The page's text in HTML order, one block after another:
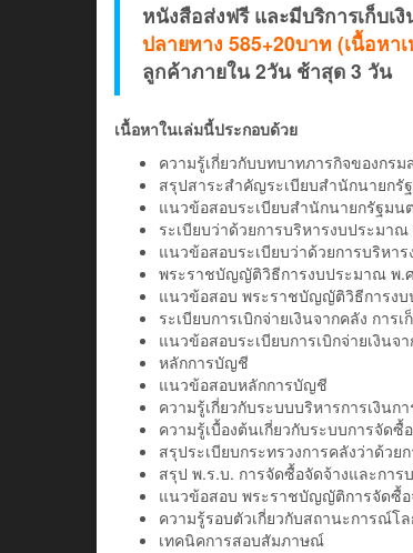
หนังสือส่งฟรี และมีบริการเก็บเ
ปลายทาง 585+20บาท (เนื้อห
ลูกค้าภายใน 2วัน ช้าสุด 3 วัน
เนื้อหาในเล่มนี้ประกอบด้วย
ความรู้เกี่ยวกับบทบาทภารกิจของกร
สรุปสาระสำคัญระเบียบสำนักนายก
แนวข้อสอบระเบียบสำนักนายกรัฐมน
ระเบียบว่าด้วยการบริหารงบประมาณ
แนวข้อสอบระเบียบว่าด้วยการบริหา
พระราชบัญญัติวิธีการงบประมาณ พ.
แนวข้อสอบ พระราชบัญญัติวิธีการงบ
ระเบียบการเบิกจ่ายเงินจากคลัง การ
แนวข้อสอบระเบียบการเบิกจ่ายเงินจ
หลักการบัญชี
แนวข้อสอบหลักการบัญชี
ความรู้เกี่ยวกับระบบบริหารการเงิน
ความรู้เบื้องต้นเกี่ยวกับระบบการจัด
สรุประเบียบกระทรวงการคลังว่าด้ว
สรุป พ.ร.บ. การจัดซื้อจัดจ้างและกา
แนวข้อสอบ พระราชบัญญัติการจัดซื้อ
ความรู้รอบตัวเกี่ยวกับสถานะการณ์โ
เทคนิคการสอบสัมภาษณ์